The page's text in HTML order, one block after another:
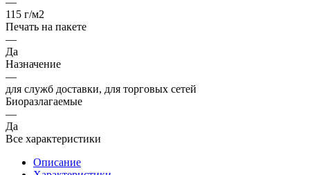
115 г/м2
Печать на пакете
—
Да
Назначение
—
для служб доставки, для торговых сетей
Биоразлагаемые
—
Да
Все характеристики
Описание